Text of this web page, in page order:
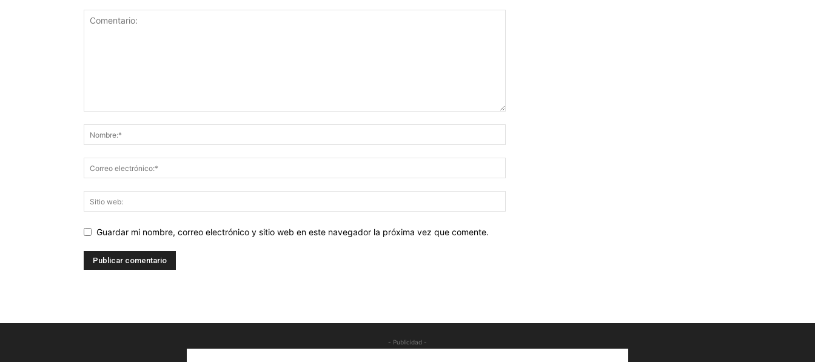
Guardar mi nombre, correo electrónico y sitio web en este navegador la próxima vez que comente.
- Publicidad -